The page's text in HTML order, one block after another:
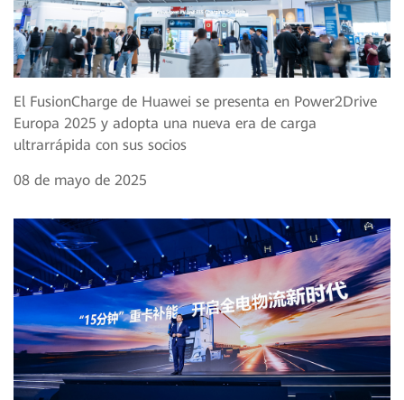
El FusionCharge de Huawei se presenta en Power2Drive
Europa 2025 y adopta una nueva era de carga
ultrarrápida con sus socios
08 de mayo de 2025